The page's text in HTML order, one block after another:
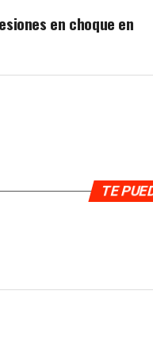
en choque en
TE